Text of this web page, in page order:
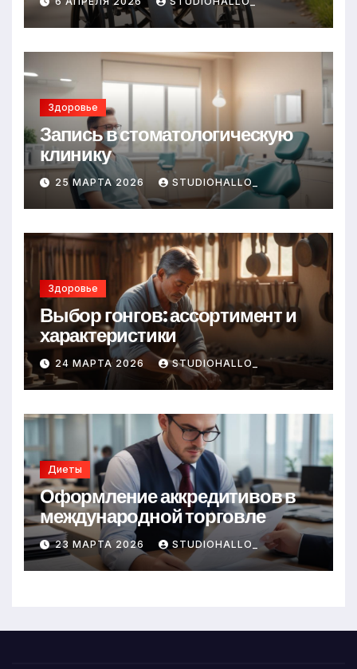
Здоровье
Запись в стоматологическую
клинику
25 МАРТА 2026 STUDIOHALLO_
Здоровье
Выбор гонгов: ассортимент и
характеристики
24 МАРТА 2026 STUDIOHALLO_
Диеты
Оформление аккредитивов в
международной торговле
23 МАРТА 2026 STUDIOHALLO_